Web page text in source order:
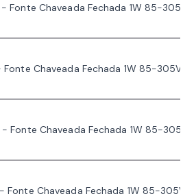
- Fonte Chaveada Fechada 1W 85-
Fonte Chaveada Fechada 1W 85-
- Fonte Chaveada Fechada 1W 85-
Fonte Chaveada Fechada 1W 85-